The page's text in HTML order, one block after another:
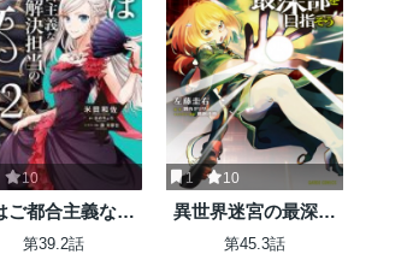
10
ご都合主義な解
当の王女である
第39.2話
1 10
異世界迷宮の最深部
を目指そう
第45.3話